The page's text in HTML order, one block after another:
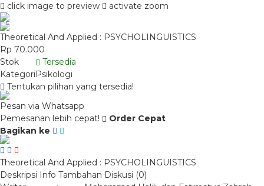
click image to preview activate zoom
Theoretical And Applied : PSYCHOLINGUISTICS
Rp 70.000
Stok
Tersedia
KategoriPsikologi
Tentukan pilihan yang tersedia!
Pesan via Whatsapp
Pemesanan lebih cepat!
Order Cepat
Bagikan ke
Theoretical And Applied : PSYCHOLINGUISTICS
Deskripsi Info Tambahan Diskusi (0)